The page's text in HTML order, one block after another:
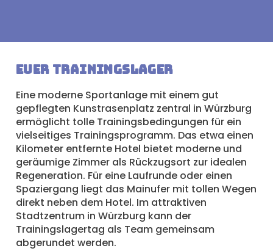
Euer Trainingslager
Eine moderne Sportanlage mit einem gut
gepflegten Kunstrasenplatz zentral in Würzburg
ermöglicht tolle Trainingsbedingungen für ein
vielseitiges Trainingsprogramm. Das etwa einen
Kilometer entfernte Hotel bietet moderne und
geräumige Zimmer als Rückzugsort zur idealen
Regeneration. Für eine Laufrunde oder einen
Spaziergang liegt das Mainufer mit tollen Wegen
direkt neben dem Hotel. Im attraktiven
Stadtzentrum in Würzburg kann der
Trainingslagertag als Team gemeinsam
abgerundet werden.